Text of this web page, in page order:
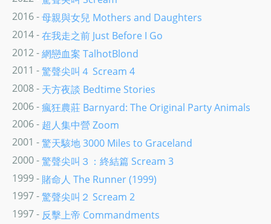
2016 -母親與女兒 Mothers and Daughters
2014 -在我走之前 Just Before I Go
2012 -網戀血案 TalhotBlond
2011 -驚聲尖叫４ Scream 4
2008 - 天方夜談 Bedtime Stories
2006 -瘋狂農莊 Barnyard: The Original Party Animals
2006 - 超人集中營 Zoom
2001 -驚天駭地 3000 Miles to Graceland
2000 -驚聲尖叫３：終結篇 Scream 3
1999 - 賭命人 The Runner (1999)
1997 -驚聲尖叫２ Scream 2
1997 - 反擊上帝 Commandments